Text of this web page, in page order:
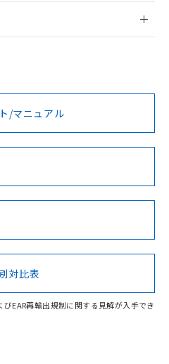
/会員登録
ただく前に、以下を必ずお読
Cd Cr(VI)
可能性があります。
認
ー
BV型式承認
（フランス
KR型式
（韓国
No No
の規格認証/適合状況ページへ
のページからご検索ください
/マニュアル
対比表
EAR再輸出規制に関する見解が入手でき